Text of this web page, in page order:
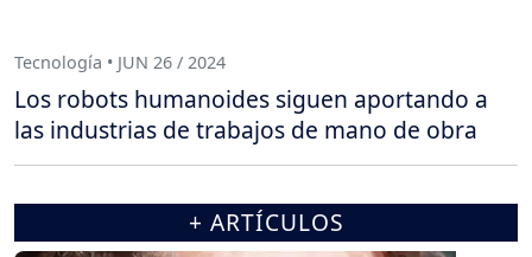
Tecnología • JUN 26 / 2024
Los robots humanoides siguen aportando a
las industrias de trabajos de mano de obra
+ ARTÍCULOS